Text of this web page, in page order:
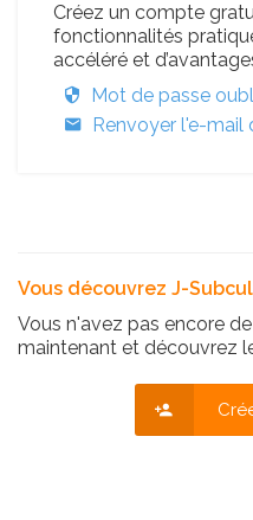
Créez un compte
fonctionnalités
accéléré et
Mot de passe
Renvoyer l'e-mail
Vous découvrez J-
Vous n'avez pas encore
maintenant et découvrez